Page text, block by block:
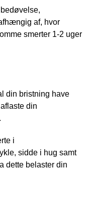
af, hvor
smerter 1-2 uger
din bristning have
din
i
sidde i hug samt
dette belaster din